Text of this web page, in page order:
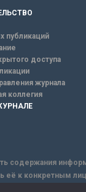
публикаций
доступа
журнала
коллегия
содержания
к конкретным